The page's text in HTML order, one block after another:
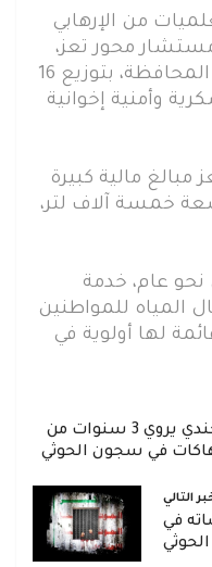
من الإرهابي
محور تعز،
المعروف بمرشد الإخوان في المحافظة، بتوزيع 16
وأمنية إخوانية
مبالغ مالية كبيرة
خمسة آلاف لتر،
عام، خدمة
المياه للمواطنين
لها أولوية في
شهادة مؤثرة: جندي يروي 3 سنوات من
في سجون الحوثي
التالي
في